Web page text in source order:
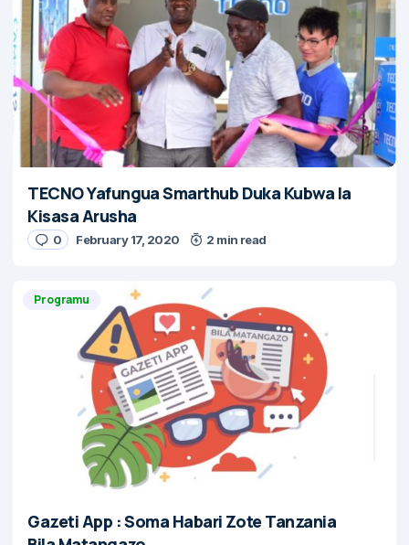
TECNO Yafungua Smarthub Duka Kubwa la
Kisasa Arusha
0 February 17, 2020 2 min read
Programu
Gazeti App : Soma Habari Zote Tanzania